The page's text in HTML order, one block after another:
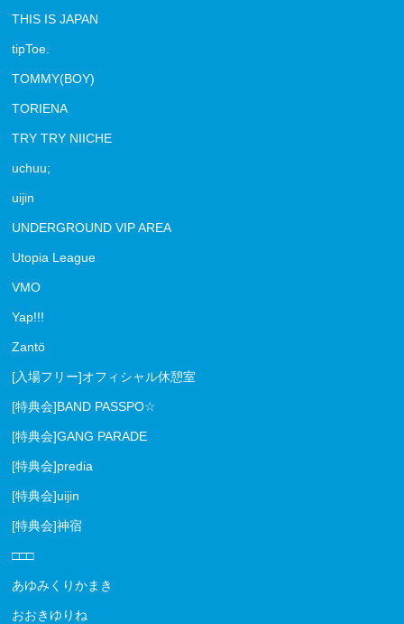
THIS IS JAPAN
tipToe.
TOMMY(BOY)
TORIENA
TRY TRY NIICHE
uchuu;
uijin
UNDERGROUND VIP AREA
Utopia League
VMO
Yap!!!
Zantö
[入場フリー]オフィシャル休憩室
[特典会]BAND PASSPO☆
[特典会]GANG PARADE
[特典会]predia
[特典会]uijin
[特典会]神宿
□□□
あゆみくりかまき
おおきゆりね